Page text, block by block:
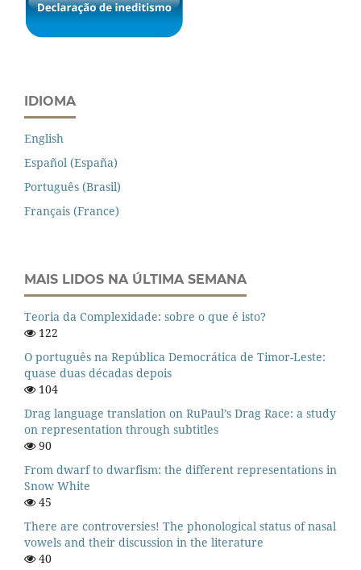
IDIOMA
English
Español (España)
Português (Brasil)
Français (France)
MAIS LIDOS NA ÚLTIMA SEMANA
Teoria da Complexidade: sobre o que é isto?
122
O português na República Democrática de Timor-Leste:
quase duas décadas depois
104
Drag language translation on RuPaul’s Drag Race: a study
on representation through subtitles
90
From dwarf to dwarfism: the different representations in
Snow White
45
There are controversies! The phonological status of nasal
vowels and their discussion in the literature
40